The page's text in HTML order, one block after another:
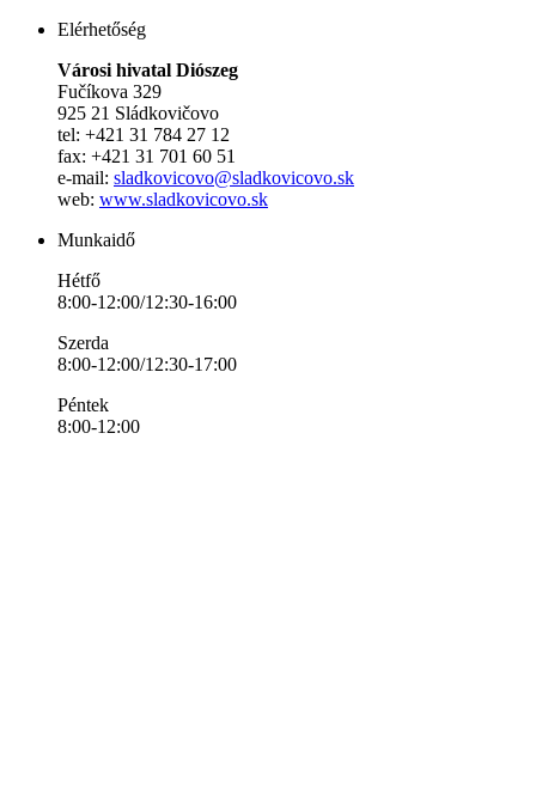
Elérhetőség
Városi hivatal Diószeg
Fučíkova 329
925 21 Sládkovičovo
tel: +421 31 784 27 12
fax: +421 31 701 60 51
e-mail: sladkovicovo@sladkovicovo.sk
web: www.sladkovicovo.sk
Munkaidő
Hétfő
8:00-12:00/12:30-16:00
Szerda
8:00-12:00/12:30-17:00
Péntek
8:00-12:00